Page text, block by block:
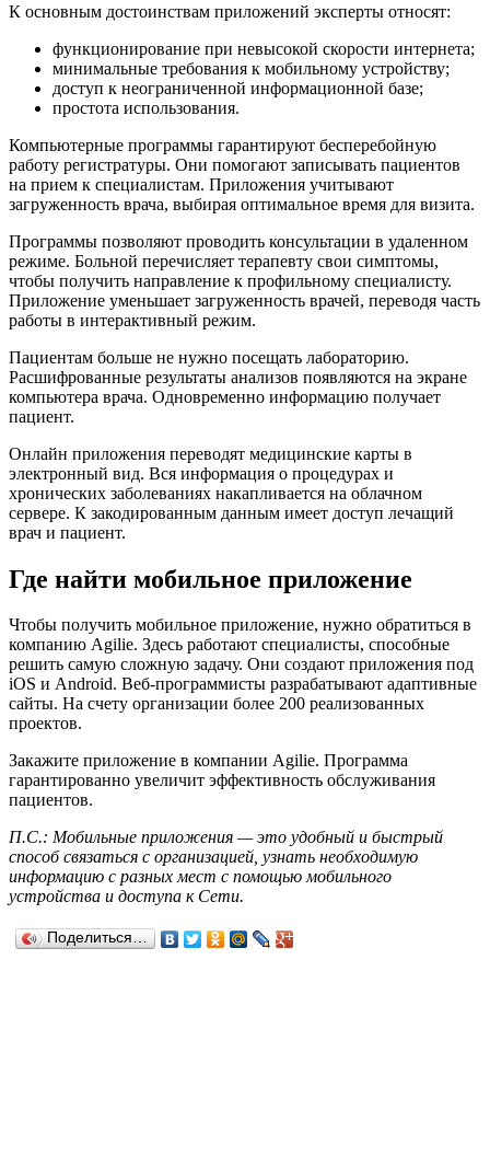
К основным достоинствам приложений эксперты относят:
функционирование при невысокой скорости интернета;
минимальные требования к мобильному устройству;
доступ к неограниченной информационной базе;
простота использования.
Компьютерные программы гарантируют бесперебойную
работу регистратуры. Они помогают записывать пациентов
на прием к специалистам. Приложения учитывают
загруженность врача, выбирая оптимальное время для визита.
Программы позволяют проводить консультации в удаленном
режиме. Больной перечисляет терапевту свои симптомы,
чтобы получить направление к профильному специалисту.
Приложение уменьшает загруженность врачей, переводя часть
работы в интерактивный режим.
Пациентам больше не нужно посещать лабораторию.
Расшифрованные результаты анализов появляются на экране
компьютера врача. Одновременно информацию получает
пациент.
Онлайн приложения переводят медицинские карты в
электронный вид. Вся информация о процедурах и
хронических заболеваниях накапливается на облачном
сервере. К закодированным данным имеет доступ лечащий
врач и пациент.
Где найти мобильное приложение
Чтобы получить мобильное приложение, нужно обратиться в
компанию Agilie. Здесь работают специалисты, способные
решить самую сложную задачу. Они создают приложения под
iOS и Android. Веб-программисты разрабатывают адаптивные
сайты. На счету организации более 200 реализованных
проектов.
Закажите приложение в компании Agilie. Программа
гарантированно увеличит эффективность обслуживания
пациентов.
П.С.: Мобильные приложения — это удобный и быстрый
способ связаться с организацией, узнать необходимую
информацию с разных мест с помощью мобильного
устройства и доступа к Сети.
Поделиться…